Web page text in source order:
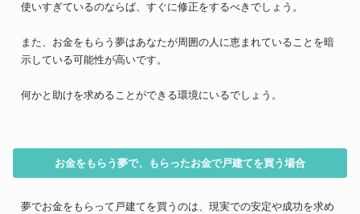
使いすぎているのならば、すぐに修正をするべきでしょう。
また、お金をもらう夢はあなたが周囲の人に恵まれていることを暗
示している可能性が高いです。
何かと助けを求めることができる環境にいるでしょう。
お金をもらう夢で、もらったお金で戸建てを買う場合
夢でお金をもらって戸建てを買うのは、現実での安定や成功を求め